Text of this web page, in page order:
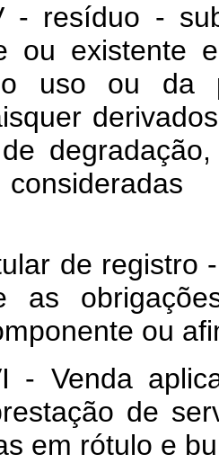
- resíduo -
ou existente
uso ou da
de registro
as
ou
- Venda
de
em rótulo e